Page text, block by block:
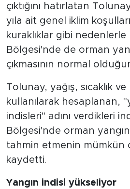
çıktığını hatırlatan
yıla ait genel iklim
kuraklıklar gibi nedenlerle
Bölgesi'nde de orman
çıkmasının normal
Tolunay, yağış, sıcaklık
kullanılarak hesaplanan,
indisleri" adını verdikleri
Bölgesi'nde orman yangını
tahmin etmenin mümkün
kaydetti.
Yangın indisi yükseliyor